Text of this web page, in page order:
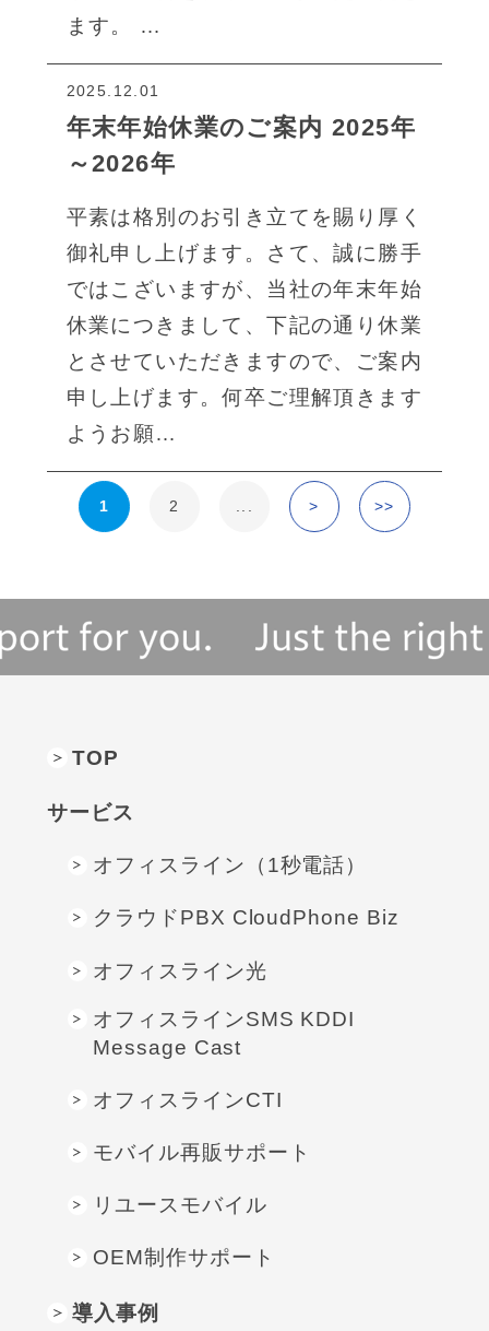
ます。 …
2025.12.01
年末年始休業のご案内 2025年
～2026年
平素は格別のお引き立てを賜り厚く
御礼申し上げます。さて、誠に勝手
ではこざいますが、当社の年末年始
休業につきまして、下記の通り休業
とさせていただきますので、ご案内
申し上げます。何卒ご理解頂きます
ようお願…
1 2 ... > >>
TOP
サービス
オフィスライン（1秒電話）
クラウドPBX CloudPhone Biz
オフィスライン光
オフィスラインSMS KDDI
Message Cast
オフィスラインCTI
モバイル再販サポート
リユースモバイル
OEM制作サポート
導入事例